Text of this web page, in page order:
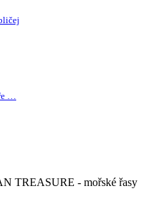
…
TREASURE - mořské řasy